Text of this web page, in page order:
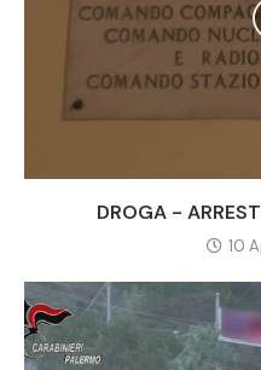
DROGA -
10